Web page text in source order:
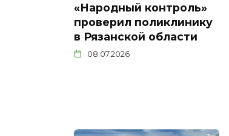
«Народный контроль»
проверил поликлинику
в Рязанской области
08.07.2026